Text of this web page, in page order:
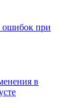
ошибок при
в